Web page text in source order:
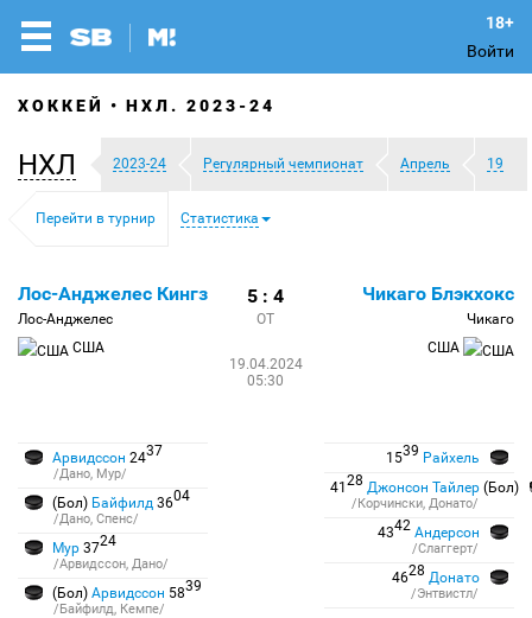
Войти
ХОККЕЙ НХЛ. 2023-24
НХЛ 2023-24 Регулярный чемпионат Апрель 19
Перейти в турнир Статистика
Лос-Анджелес Кингз
Лос-Анджелес
США
5 : 4
ОТ
19.04.2024
05:30
Чикаго Блэкхокс
Чикаго
США
Арвидссон 2437
/Дано, Мур/
(Бол) Байфилд 3604
/Дано, Спенс/
Мур 3724
/Арвидссон, Дано/
(Бол) Арвидссон 5839
/Байфилд, Кемпе/
1539 Райхель
41 28 Джонсон Тайлер (Бол)
/Корчински, Донато/
4342 Андерсон
/Слаггерт/
4628 Донато
/Энтвистл/